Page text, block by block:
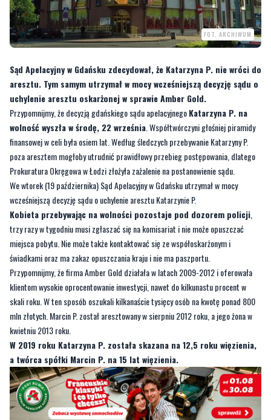
FOT. ARCHIWUM
Sąd Apelacyjny w Gdańsku zdecydował, że Katarzyna P. nie wróci do
aresztu. Tym samym utrzymał w mocy wcześniejszą decyzję sądu o
uchylenie aresztu oskarżonej w sprawie Amber Gold.
Przypomnijmy, że decyzją gdańskiego sądu apelacyjnegoKatarzyna P. na
wolność wyszła w środę, 22 września . Współtwórczyni głośniej piramidy
finansowej w celi była osiem lat. Według śledczych przebywanie Katarzyny P.
poza aresztem mogłoby utrudnić prawidłowy przebieg postępowania, dlatego
Prokuratura Okręgowa w Łodzi złożyła zażalenie na postanowienie sądu.
We wtorek (19 października) Sąd Apelacyjny w Gdańsku utrzymał w mocy
wcześniejszą decyzję sądu o uchylenie aresztu Katarzynie P.
Kobieta przebywając na wolności pozostaje pod dozorem policji
trzy razy w tygodniu musi zgłaszać się na komisariat i nie może opuszczać
miejsca pobytu. Nie może także kontaktować się ze współoskarżonym i
świadkami oraz ma zakaz opuszczania kraju i nie ma paszportu.
Przypomnijmy, że firma Amber Gold działała w latach 2009-2012 i oferowała
klientom wysokie oprocentowanie inwestycji, nawet do kilkunastu procent w
skali roku. W ten sposób oszukali kilkanaście tysięcy osób na kwotę ponad 800
mln złotych. Marcin P. został aresztowany w sierpniu 2012 roku, a jego żona w
kwietniu 2013 roku.
W 2019 roku Katarzyna P. została skazana na 12,5 roku więzienia,
a twórca spółki Marcin P. na 15 lat więzienia.